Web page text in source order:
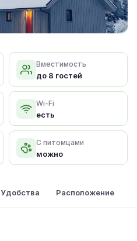
Вместимость
до 8 гостей
Wi-Fi
есть
С питомцами
можно
Удобства Расположение